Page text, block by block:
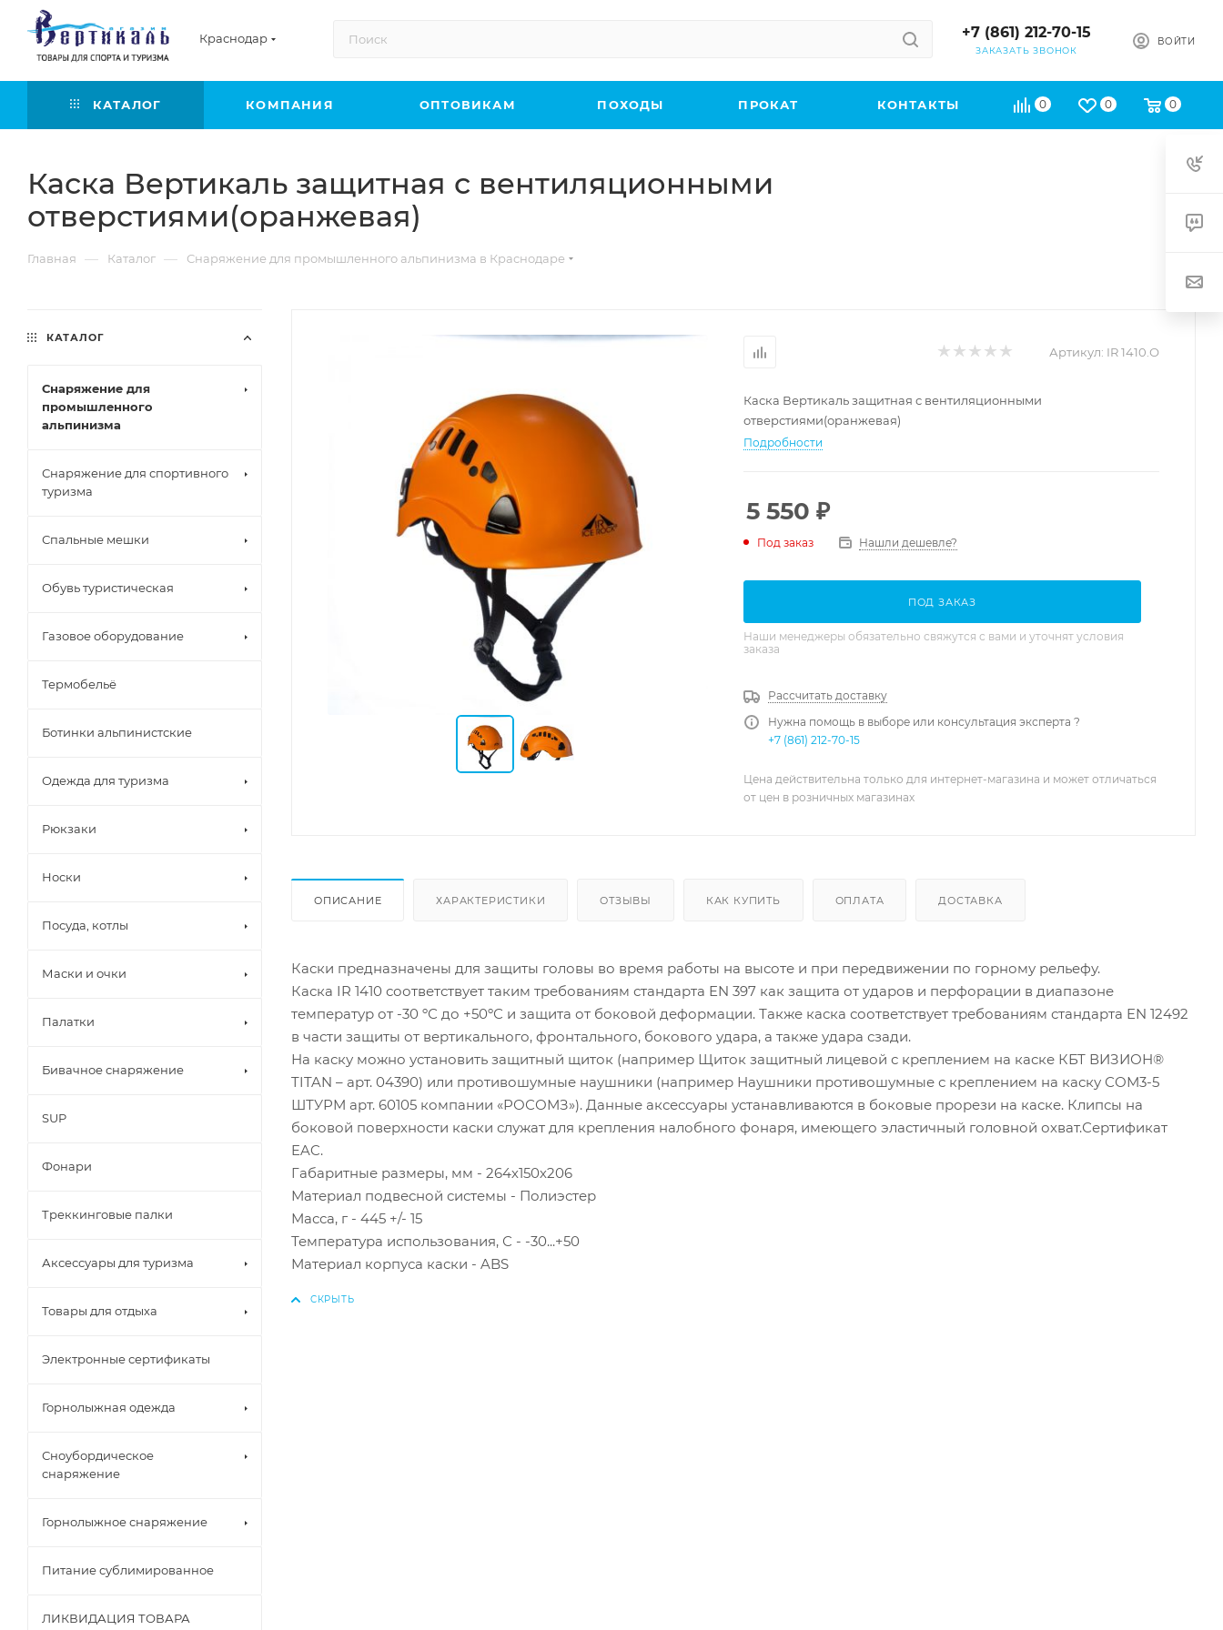
Краснодар +7 (861) 212-70-15
ЗАКАЗАТЬ ЗВОНОК
ВОЙТИ
0 0 0
КАТАЛОГ КОМПАНИЯ ОПТОВИКАМ ПОХОДЫ ПРОКАТ КОНТАКТЫ
Каска Вертикаль защитная с вентиляционными
отверстиями(оранжевая)
Главная — Каталог — Снаряжение для промышленного альпинизма в Краснодаре
Артикул: IR 1410.О
Каска Вертикаль защитная с вентиляционными
отверстиями(оранжевая)
Подробности
5 550 ₽
Под заказ Нашли дешевле?
ПОД ЗАКАЗ
Наши менеджеры обязательно свяжутся с вами и уточнят условия
заказа
Рассчитать доставку
Нужна помощь в выборе или консультация эксперта ?
+7 (861) 212-70-15
Цена действительна только для интернет-магазина и может отличаться
от цен в розничных магазинах
ОПИСАНИЕ ХАРАКТЕРИСТИКИ ОТЗЫВЫ КАК КУПИТЬ ОПЛАТА ДОСТАВКА
Каски предназначены для защиты головы во время работы на высоте и при передвижении по горному рельефу.
Каска IR 1410 соответствует таким требованиям стандарта EN 397 как защита от ударов и перфорации в диапазоне
температур от -30 ºС до +50ºС и защита от боковой деформации. Также каска соответствует требованиям стандарта EN 12492
в части защиты от вертикального, фронтального, бокового удара, а также удара сзади.
На каску можно установить защитный щиток (например Щиток защитный лицевой с креплением на каске КБТ ВИЗИОН®
TITAN – арт. 04390) или противошумные наушники (например Наушники противошумные с креплением на каску СОМ3-5
ШТУРМ арт. 60105 компании «РОСОМЗ»). Данные аксессуары устанавливаются в боковые прорези на каске. Клипсы на
боковой поверхности каски служат для крепления налобного фонаря, имеющего эластичный головной охват.Сертификат
EAC.
Габаритные размеры, мм - 264х150х206
Материал подвесной системы - Полиэстер
Масса, г - 445 +/- 15
Температура использования, С - -30...+50
Материал корпуса каски - ABS
КАТАЛОГ
Снаряжение для
промышленного
альпинизма
Снаряжение для спортивного
туризма
Спальные мешки
Обувь туристическая
Газовое оборудование
Термобельё
Ботинки альпинистские
Одежда для туризма
Рюкзаки
Носки
Посуда, котлы
Маски и очки
Палатки
Бивачное снаряжение
SUP
Фонари
Треккинговые палки
Аксессуары для туризма
Товары для отдыха
Электронные сертификаты
Горнолыжная одежда
Сноубордическое
снаряжение
Горнолыжное снаряжение
Питание сублимированное
ЛИКВИДАЦИЯ ТОВАРА